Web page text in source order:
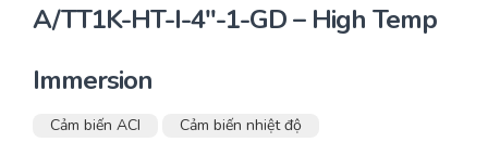
A/TT1K-HT-I-4″-1-GD – High Temp
Immersion
Cảm biến ACI Cảm biến nhiệt độ